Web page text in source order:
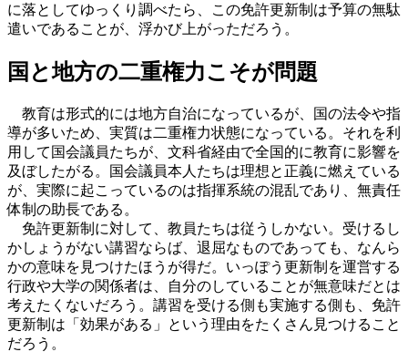
に落としてゆっくり調べたら、この免許更新制は予算の無駄
遣いであることが、浮かび上がっただろう。
国と地方の二重権力こそが問題
教育は形式的には地方自治になっているが、国の法令や指
導が多いため、実質は二重権力状態になっている。それを利
用して国会議員たちが、文科省経由で全国的に教育に影響を
及ぼしたがる。国会議員本人たちは理想と正義に燃えている
が、実際に起こっているのは指揮系統の混乱であり、無責任
体制の助長である。
免許更新制に対して、教員たちは従うしかない。受けるし
かしょうがない講習ならば、退屈なものであっても、なんら
かの意味を見つけたほうが得だ。いっぽう更新制を運営する
行政や大学の関係者は、自分のしていることが無意味だとは
考えたくないだろう。講習を受ける側も実施する側も、免許
更新制は「効果がある」という理由をたくさん見つけること
だろう。